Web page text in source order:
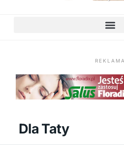
REKLAMA
Dla Taty